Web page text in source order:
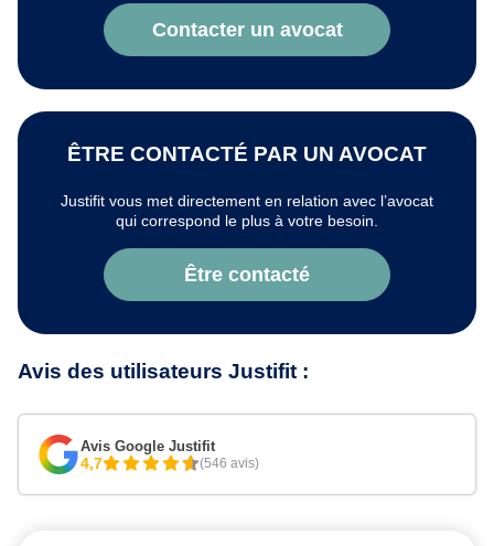
Contacter un avocat
ÊTRE CONTACTÉ PAR UN AVOCAT
Justifit vous met directement en relation avec l’avocat
qui correspond le plus à votre besoin.
Être contacté
Avis des utilisateurs Justifit :
Avis Google Justifit
4,7 (546 avis)